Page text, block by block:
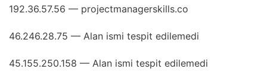
192.36.57.56 — projectmanagerskills.co
46.246.28.75 — Alan ismi tespit edilemedi
45.155.250.158 — Alan ismi tespit edilemedi